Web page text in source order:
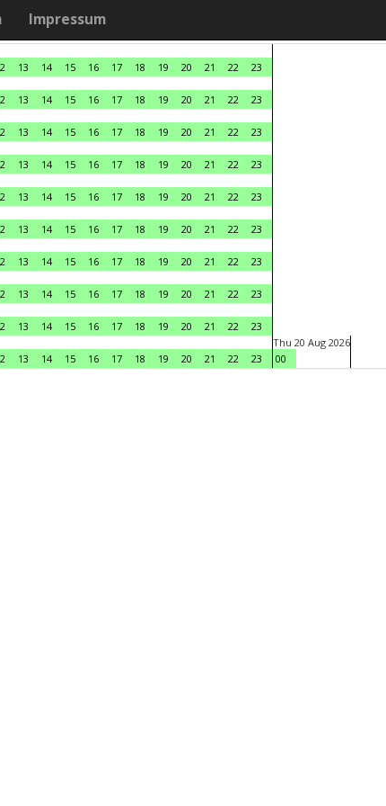
Impressum
13 14 15 16 17 18 19 20 21 22
23
13 14 15 16 17 18 19 20 21 22
23
13 14 15 16 17 18 19 20 21 22
23
13 14 15 16 17 18 19 20 21 22
23
13 14 15 16 17 18 19 20 21 22
23
13 14 15 16 17 18 19 20 21 22
23
13 14 15 16 17 18 19 20 21 22
23
13 14 15 16 17 18 19 20 21 22
23
13 14 15 16 17 18 19 20 21 22
23
13 14 15 16 17 18 19 20 21 22 23
Thu 20 Aug 2026
00